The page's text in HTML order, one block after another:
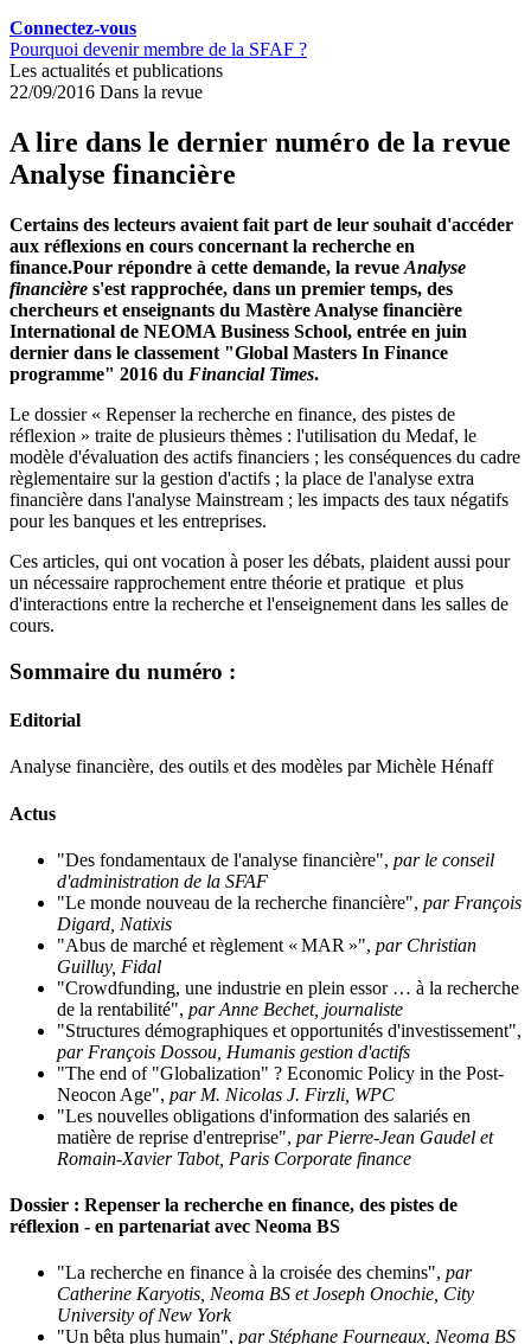
Connectez-vous
Pourquoi devenir membre de la SFAF ?
Les actualités et publications
22/09/2016 Dans la revue
A lire dans le dernier numéro de la revue
Analyse financière
Certains des lecteurs avaient fait part de leur souhait d'accéder
aux réflexions en cours concernant la recherche en
finance.Pour répondre à cette demande, la revue Analyse
financière s'est rapprochée, dans un premier temps, des
chercheurs et enseignants du Mastère Analyse financière
International de NEOMA Business School, entrée en juin
dernier dans le classement "Global Masters In Finance
programme" 2016 du Financial Times.
Le dossier « Repenser la recherche en finance, des pistes de
réflexion » traite de plusieurs thèmes : l'utilisation du Medaf, le
modèle d'évaluation des actifs financiers ; les conséquences du cadre
règlementaire sur la gestion d'actifs ; la place de l'analyse extra
financière dans l'analyse Mainstream ; les impacts des taux négatifs
pour les banques et les entreprises.
Ces articles, qui ont vocation à poser les débats, plaident aussi pour
un nécessaire rapprochement entre théorie et pratique et plus
d'interactions entre la recherche et l'enseignement dans les salles de
cours.
Sommaire du numéro :
Editorial
Analyse financière, des outils et des modèles par Michèle Hénaff
Actus
"Des fondamentaux de l'analyse financière", par le conseil
d'administration de la SFAF
"Le monde nouveau de la recherche financière", par François
Digard, Natixis
"Abus de marché et règlement « MAR »", par Christian
Guilluy, Fidal
"Crowdfunding, une industrie en plein essor … à la recherche
de la rentabilité", par Anne Bechet, journaliste
"Structures démographiques et opportunités d'investissement",
par François Dossou, Humanis gestion d'actifs
"The end of "Globalization" ? Economic Policy in the Post-
Neocon Age", par M. Nicolas J. Firzli, WPC
"Les nouvelles obligations d'information des salariés en
matière de reprise d'entreprise", par Pierre-Jean Gaudel et
Romain-Xavier Tabot, Paris Corporate finance
Dossier : Repenser la recherche en finance, des pistes de
réflexion - en partenariat avec Neoma BS
"La recherche en finance à la croisée des chemins", par
Catherine Karyotis, Neoma BS et Joseph Onochie, City
University of New York
"Un bêta plus humain", par Stéphane Fourneaux, Neoma BS